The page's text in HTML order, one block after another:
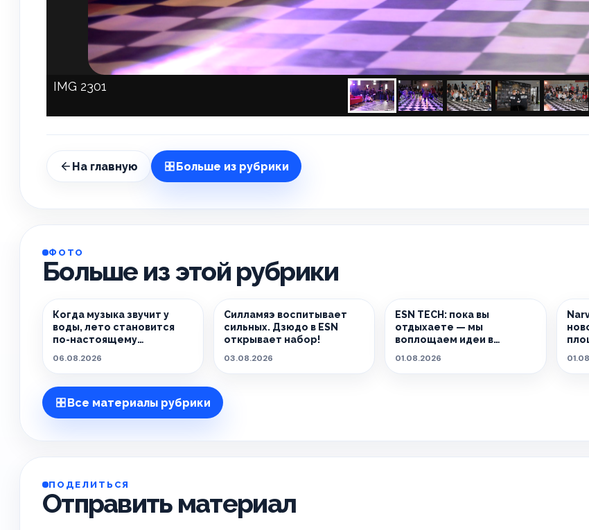
IMG 2301
На главную Больше из рубрики
ФОТО
Больше из этой рубрики
Когда музыка звучит у
воды, лето становится
по-настоящему
06.08.2026
Силламяэ воспитывает
сильных. Дзюдо в ESN
открывает набор!
03.08.2026
ESN TECH: пока вы
отдыхаете — мы
воплощаем идеи в
01.08.2026
Все материалы рубрики
ПОДЕЛИТЬСЯ
Отправить материал